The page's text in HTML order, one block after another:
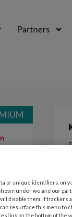
Partners
or unique identifiers, on
under we and our
disable them. If trackers
resurface this menu to
link on the bottom of the